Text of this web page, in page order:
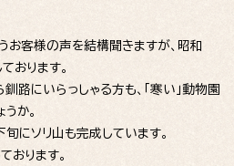
お客様の声を結構聞きますが、昭和
おります。
路にいらっしゃる方も、「寒い」動物園
か。
にソリ山も完成しています。
おります。